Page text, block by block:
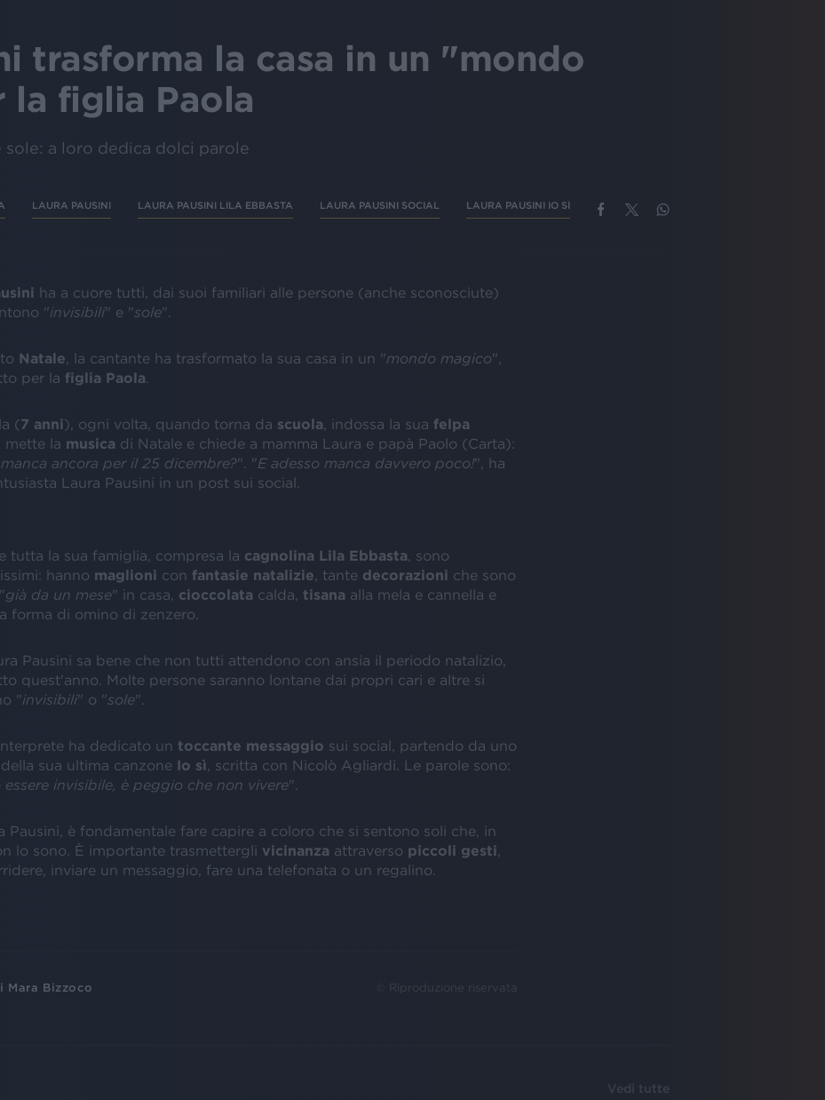
trasforma la casa in un "mondo
la figlia Paola
sole: a loro dedica dolci parole
LAURA PAUSINI LAURA PAUSINI LILA EBBASTA LAURA PAUSINI SOCIAL LAURA PAUSINI IO SÌ
ha a cuore tutti, dai suoi familiari alle persone (anche sconosciute)
"invisibili" e "sole".
Natale , la cantante ha trasformato la sua casa in un "mondo magico",
per la figlia Paola
(7 anni), ogni volta, quando torna da scuola , indossa la sua felpa
mette la musica di Natale e chiede a mamma Laura e papà Paolo (Carta):
ancora per il 25 dicembre?". "E adesso manca davvero poco!", ha
Laura Pausini in un post sui social.
tutta la sua famiglia, compresa la cagnolina Lila Ebbasta , sono
hanno maglioni con fantasie natalizie , tante decorazioni che sono
già da un mese" in casa, cioccolata calda, tisana alla mela e cannella e
a forma di omino di zenzero.
Pausini sa bene che non tutti attendono con ansia il periodo natalizio,
quest'anno. Molte persone saranno lontane dai propri cari e altre si
"invisibili" o "sole".
ha dedicato un toccante messaggio sui social, partendo da uno
sua ultima canzone Io sì , scritta con Nicolò Agliardi. Le parole sono:
essere invisibile, è peggio che non vivere".
Pausini, è fondamentale fare capire a coloro che si sentono soli che, in
lo sono. È importante trasmettergli vicinanza attraverso piccoli gesti
inviare un messaggio, fare una telefonata o un regalino.
Mara Bizzoco © Riproduzione riservata
Vedi tutte